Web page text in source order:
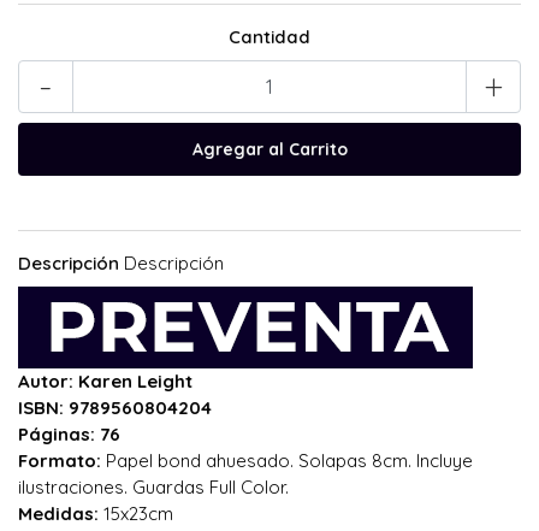
Cantidad
- +
Descripción Descripción
Autor: Karen Leight
ISBN: 9789560804204
Páginas: 76
Formato: Papel bond ahuesado. Solapas 8cm. Incluye
ilustraciones. Guardas Full Color.
Medidas: 15x23cm